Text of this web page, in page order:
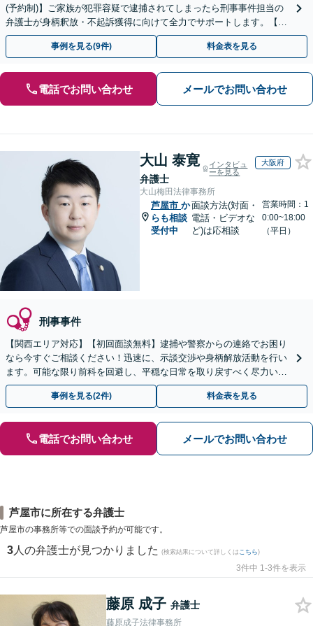
(予約制)】ご家族が犯罪容疑で逮捕されてしまったら刑事事件担当の
弁護士が身柄釈放・不起訴獲得に向けて全力でサポートします。【毎
月100名以上の相談実績】【全国対応】
事例を見る(9件) 料金表を見る
電話でお問い合わせ メールでお問い合わせ
大山 泰寛
弁護士
インタビュ
ーを見る
大阪府
大山梅田法律事務所
芦屋市 か
らも相談
受付中
面談方法(対面・
電話・ビデオな
ど)は応相談
営業時間：1
0:00~18:00
（平日）
刑事事件
【関西エリア対応】【初回面談無料】逮捕や警察からの連絡でお困り
なら今すぐご相談ください！迅速に、示談交渉や身柄解放活動を行い
ます。可能な限り前科を回避し、平穏な日常を取り戻すべく尽力いた
します【休日・夜間相談可】
事例を見る(2件) 料金表を見る
電話でお問い合わせ メールでお問い合わせ
芦屋市に所在する弁護士
芦屋市の事務所等での面談予約が可能です。
3 人の弁護士が見つかりました (検索結果について詳しくは こちら)
3件中 1-3件を表示
藤原 成子 弁護士
藤原成子法律事務所